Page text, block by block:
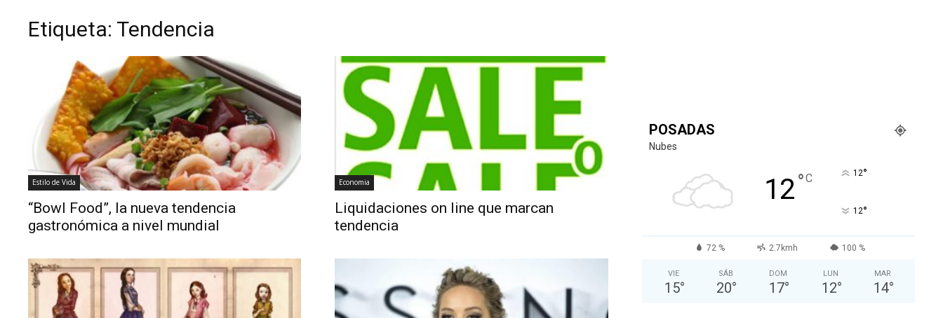
Etiqueta: Tendencia
Estilo de Vida
“Bowl Food”, la nueva tendencia
gastronómica a nivel mundial
Economia
Liquidaciones on line que marcan
tendencia
POSADAS
Nubes
12°C 12°
12°
72 % 2.7kmh 100 %
VIE
15°
SÁB
20°
DOM
17°
LUN
12°
MAR
14°